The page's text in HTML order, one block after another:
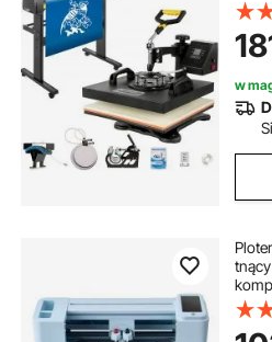
w
Mac/